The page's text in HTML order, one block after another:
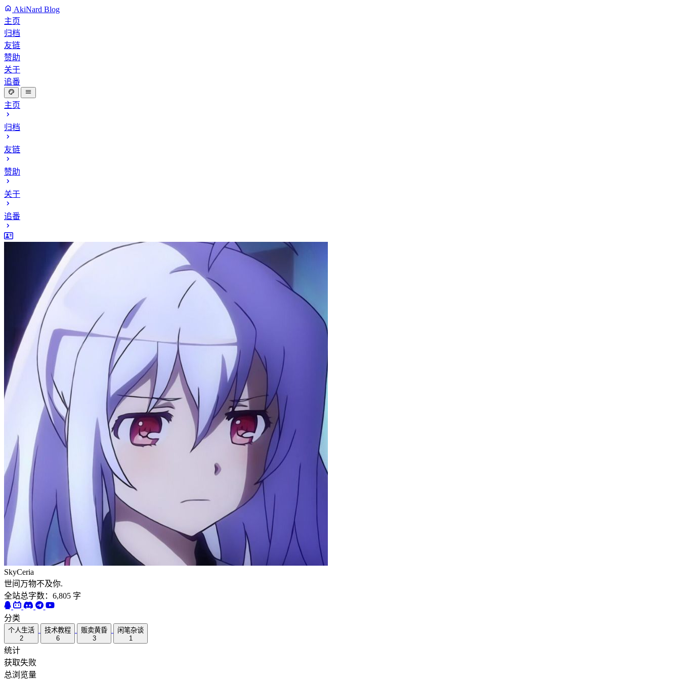
AkiNard Blog
主页
归档
友链
赞助
关于
追番
主页
归档
友链
赞助
关于
追番
SkyCeria
世间万物不及你.
全站总字数：6,805 字
分类
个人生活
2
技术教程
6
贩卖黄昏
3
闲笔杂谈
1
统计
获取失败
总浏览量